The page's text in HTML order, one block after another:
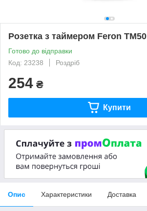
Розетка з таймером Feron TM50
Готово до відправки
Код: 23238
Роздріб
254 ₴
Купити
Опис Характеристики Доставка